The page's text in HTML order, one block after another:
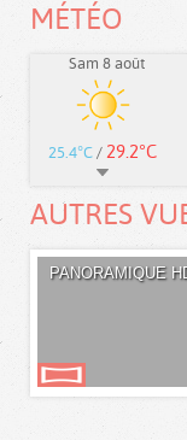
MÉTÉO
Sam 8 août
25.4°C / 29.2°C
AUTRES
PANORAMIQUE